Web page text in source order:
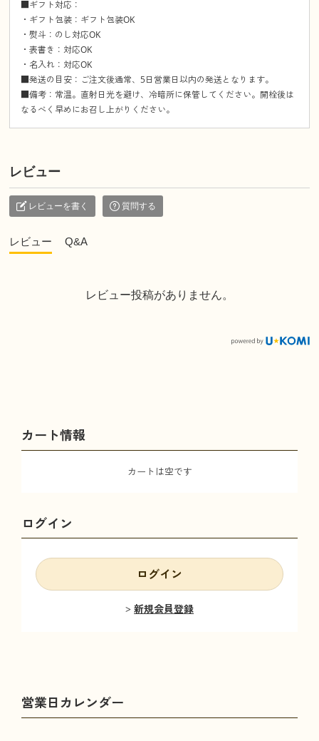
■ギフト対応：
・ギフト包装：ギフト包装OK
・熨斗：のし対応OK
・表書き：対応OK
・名入れ：対応OK
■発送の目安：ご注文後通常、5日営業日以内の発送となります。
■備考：常温。直射日光を避け、冷暗所に保管してください。開栓後は
なるべく早めにお召し上がりください。
レビュー
レビューを書く 質問する
レビュー Q&A
レビュー投稿がありません。
カート情報
カートは空です
ログイン
ログイン
新規会員登録